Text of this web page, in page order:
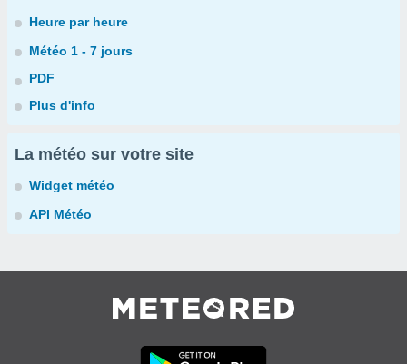
Heure par heure
Météo 1 - 7 jours
PDF
Plus d'info
La météo sur votre site
Widget météo
API Météo